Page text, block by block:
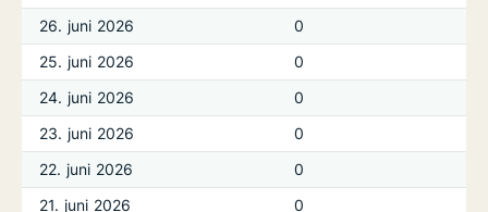
26. juni 2026
0
25. juni 2026
0
24. juni 2026
0
23. juni 2026
0
22. juni 2026
0
21. juni 2026
0